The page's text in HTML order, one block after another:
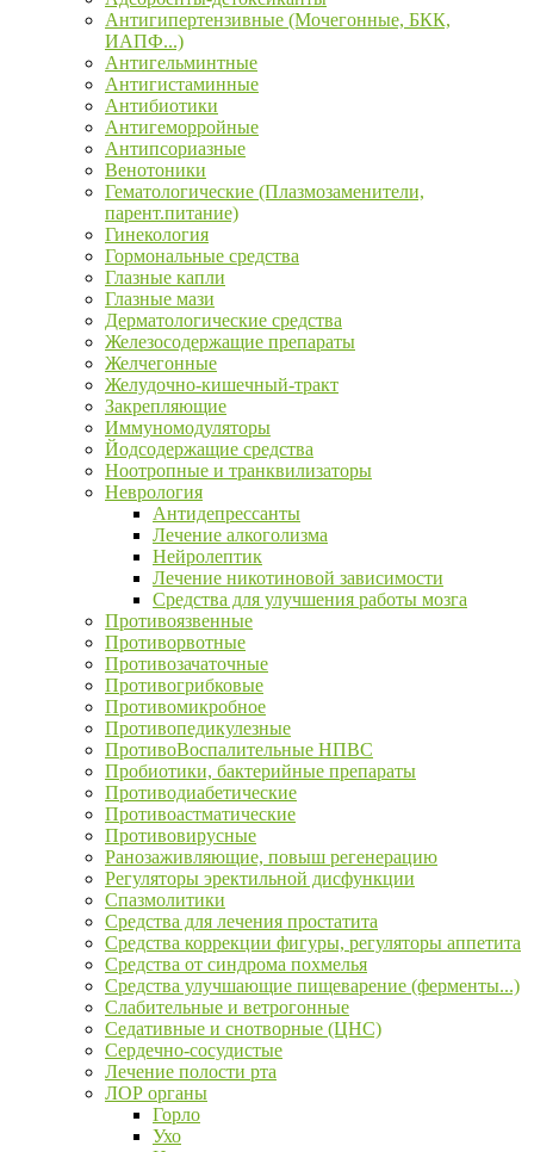
Антигипертензивные (Мочегонные, БКК,
ИАПФ...)
Антигельминтные
Антигистаминные
Антибиотики
Антигеморройные
Антипсориазные
Венотоники
Гематологические (Плазмозаменители,
парент.питание)
Гинекология
Гормональные средства
Глазные капли
Глазные мази
Дерматологические средства
Железосодержащие препараты
Желчегонные
Желудочно-кишечный-тракт
Закрепляющие
Иммуномодуляторы
Йодсодержащие средства
Ноотропные и транквилизаторы
Неврология
Антидепрессанты
Лечение алкоголизма
Нейролептик
Лечение никотиновой зависимости
Средства для улучшения работы мозга
Противоязвенные
Противорвотные
Противозачаточные
Противогрибковые
Противомикробное
Противопедикулезные
ПротивоВоспалительные НПВС
Пробиотики, бактерийные препараты
Противодиабетические
Противоастматические
Противовирусные
Ранозаживляющие, повыш регенерацию
Регуляторы эректильной дисфункции
Спазмолитики
Средства для лечения простатита
Средства коррекции фигуры, регуляторы аппетита
Средства от синдрома похмелья
Средства улучшающие пищеварение (ферменты...)
Слабительные и ветрогонные
Седативные и снотворные (ЦНС)
Сердечно-сосудистые
Лечение полости рта
ЛОР органы
Горло
Ухо